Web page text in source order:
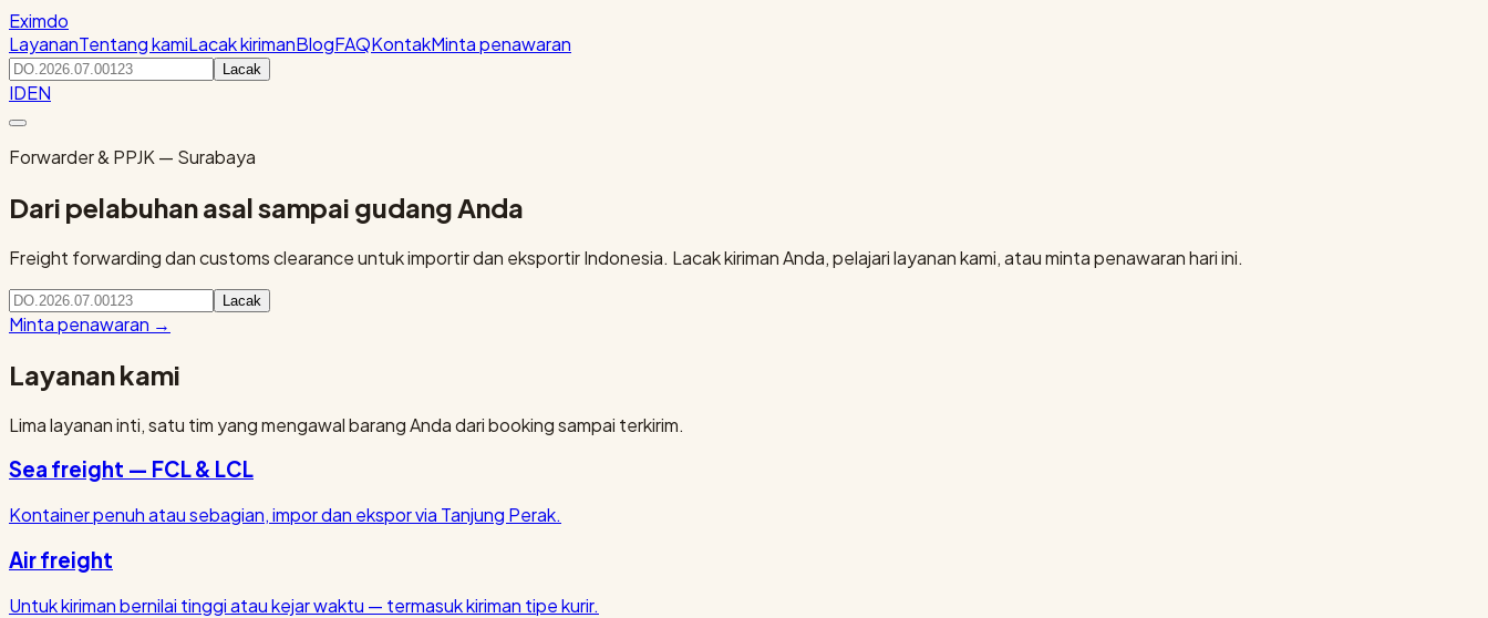
Eximdo
LayananTentang kamiLacak kirimanBlogFAQKontakMinta penawaran
Lacak
IDEN
Forwarder & PPJK — Surabaya
Dari pelabuhan asal sampai gudang Anda
Freight forwarding dan customs clearance untuk importir dan eksportir Indonesia. Lacak kiriman Anda, pelajari layanan kami, atau minta penawaran hari ini.
Lacak
Minta penawaran →
Layanan kami
Lima layanan inti, satu tim yang mengawal barang Anda dari booking sampai terkirim.
Sea freight — FCL & LCL
Kontainer penuh atau sebagian, impor dan ekspor via Tanjung Perak.
Air freight
Untuk kiriman bernilai tinggi atau kejar waktu — termasuk kiriman tipe kurir.